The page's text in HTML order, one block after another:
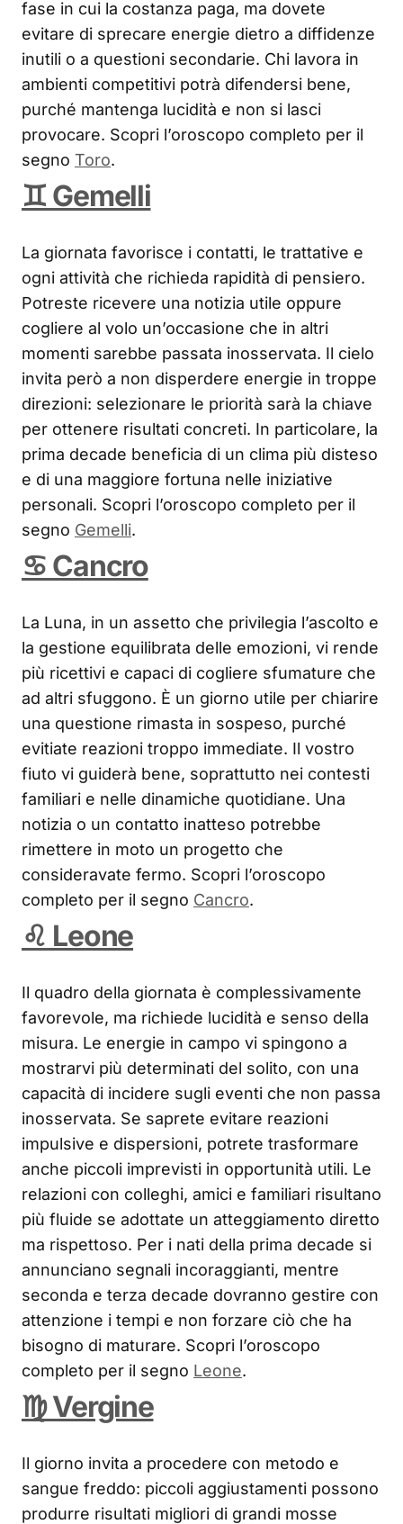
fase in cui la costanza paga, ma dovete
evitare di sprecare energie dietro a diffidenze
inutili o a questioni secondarie. Chi lavora in
ambienti competitivi potrà difendersi bene,
purché mantenga lucidità e non si lasci
provocare. Scopri l’oroscopo completo per il
segno Toro.
♊ Gemelli
La giornata favorisce i contatti, le trattative e
ogni attività che richieda rapidità di pensiero.
Potreste ricevere una notizia utile oppure
cogliere al volo un’occasione che in altri
momenti sarebbe passata inosservata. Il cielo
invita però a non disperdere energie in troppe
direzioni: selezionare le priorità sarà la chiave
per ottenere risultati concreti. In particolare, la
prima decade beneficia di un clima più disteso
e di una maggiore fortuna nelle iniziative
personali. Scopri l’oroscopo completo per il
segno Gemelli.
♋ Cancro
La Luna, in un assetto che privilegia l’ascolto e
la gestione equilibrata delle emozioni, vi rende
più ricettivi e capaci di cogliere sfumature che
ad altri sfuggono. È un giorno utile per chiarire
una questione rimasta in sospeso, purché
evitiate reazioni troppo immediate. Il vostro
fiuto vi guiderà bene, soprattutto nei contesti
familiari e nelle dinamiche quotidiane. Una
notizia o un contatto inatteso potrebbe
rimettere in moto un progetto che
consideravate fermo. Scopri l’oroscopo
completo per il segno Cancro.
♌ Leone
Il quadro della giornata è complessivamente
favorevole, ma richiede lucidità e senso della
misura. Le energie in campo vi spingono a
mostrarvi più determinati del solito, con una
capacità di incidere sugli eventi che non passa
inosservata. Se saprete evitare reazioni
impulsive e dispersioni, potrete trasformare
anche piccoli imprevisti in opportunità utili. Le
relazioni con colleghi, amici e familiari risultano
più fluide se adottate un atteggiamento diretto
ma rispettoso. Per i nati della prima decade si
annunciano segnali incoraggianti, mentre
seconda e terza decade dovranno gestire con
attenzione i tempi e non forzare ciò che ha
bisogno di maturare. Scopri l’oroscopo
completo per il segno Leone.
♍ Vergine
Il giorno invita a procedere con metodo e
sangue freddo: piccoli aggiustamenti possono
produrre risultati migliori di grandi mosse